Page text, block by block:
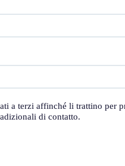
a terzi affinché li trattino per
di contatto.